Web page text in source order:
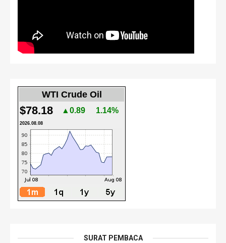
WTI Crude Oil
$78.18 ▲0.89 1.14%
2026.08.08
SURAT PEMBACA